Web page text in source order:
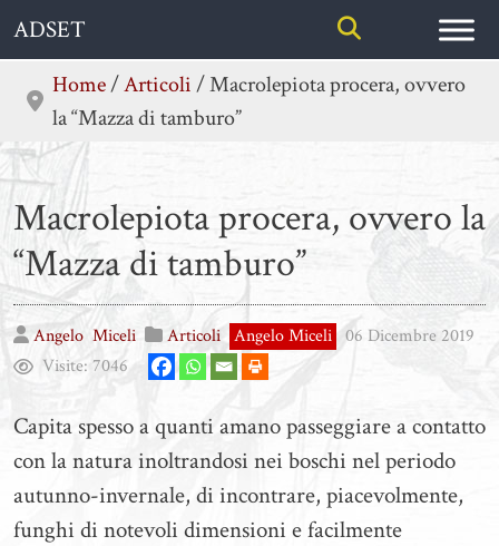
Skip
content
ADSET
Home/Articoli/Macrolepiota procera, ovvero
la “Mazza di tamburo”
Macrolepiota procera, ovvero la
“Mazza di tamburo”
Angelo Miceli Articoli Angelo Miceli 06 Dicembre 2019
Visite: 7046
Capita spesso a quanti amano passeggiare a contatto
con la natura inoltrandosi nei boschi nel periodo
autunno-invernale, di incontrare, piacevolmente,
funghi di notevoli dimensioni e facilmente